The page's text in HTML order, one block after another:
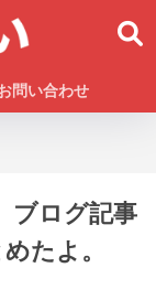
問い合わせ
ブログ記事
たよ。